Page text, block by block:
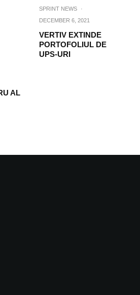
AL
SPRINT NEWS
·
DECEMBER 6, 2021
VERTIV EXTINDE
PORTOFOLIUL DE
UPS-URI